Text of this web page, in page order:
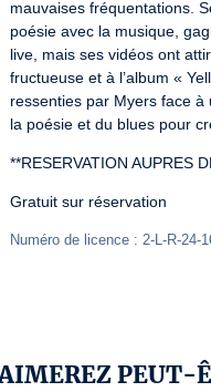
mauvaises fréquentations.
poésie avec la musique,
live, mais ses vidéos ont
fructueuse et à l’album «
ressenties par Myers face
la poésie et du blues pour
**RESERVATION AUPRES
Gratuit sur réservation
Numéro de licence : 2-L-R-24-
PEUT-